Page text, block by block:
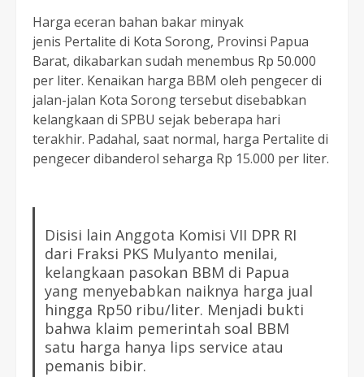
Harga eceran bahan bakar minyak
jenis Pertalite di Kota Sorong, Provinsi Papua
Barat, dikabarkan sudah menembus Rp 50.000
per liter. Kenaikan harga BBM oleh pengecer di
jalan-jalan Kota Sorong tersebut disebabkan
kelangkaan di SPBU sejak beberapa hari
terakhir. Padahal, saat normal, harga Pertalite di
pengecer dibanderol seharga Rp 15.000 per liter.
Disisi lain Anggota Komisi VII DPR RI
dari Fraksi PKS Mulyanto menilai,
kelangkaan pasokan BBM di Papua
yang menyebabkan naiknya harga jual
hingga Rp50 ribu/liter. Menjadi bukti
bahwa klaim pemerintah soal BBM
satu harga hanya lips service atau
pemanis bibir.